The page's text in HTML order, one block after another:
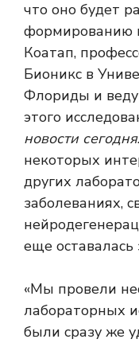
что оно будет
формированию
Коатап,
Бионикс в
Флориды и
этого
новости сегодня
некоторых
других
заболеваниях,
еще оставалась
«Мы провели
лабораторных
были сразу же